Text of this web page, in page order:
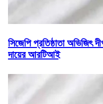
সিজেপি প্রতিষ্ঠাতা অভিজিৎ
দায়ের আরটিআই